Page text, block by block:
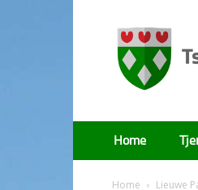
Tsjerkwert
Home
Home Lieuwe